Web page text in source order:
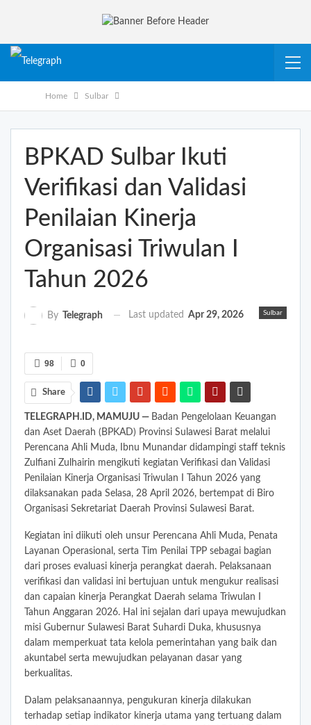
Home Sulbar
BPKAD Sulbar Ikuti
Verifikasi dan Validasi
Penilaian Kinerja
Organisasi Triwulan I
Tahun 2026
Sulbar
By Telegraph Last updated Apr 29, 2026
0
98
Share
TELEGRAPH.ID, MAMUJU — Badan Pengelolaan Keuangan
dan Aset Daerah (BPKAD) Provinsi Sulawesi Barat melalui
Perencana Ahli Muda, Ibnu Munandar didampingi staff teknis
Zulfiani Zulhairin mengikuti kegiatan Verifikasi dan Validasi
Penilaian Kinerja Organisasi Triwulan I Tahun 2026 yang
dilaksanakan pada Selasa, 28 April 2026, bertempat di Biro
Organisasi Sekretariat Daerah Provinsi Sulawesi Barat.
Kegiatan ini diikuti oleh unsur Perencana Ahli Muda, Penata
Layanan Operasional, serta Tim Penilai TPP sebagai bagian
dari proses evaluasi kinerja perangkat daerah. Pelaksanaan
verifikasi dan validasi ini bertujuan untuk mengukur realisasi
dan capaian kinerja Perangkat Daerah selama Triwulan I
Tahun Anggaran 2026. Hal ini sejalan dari upaya mewujudkan
misi Gubernur Sulawesi Barat Suhardi Duka, khususnya
dalam memperkuat tata kelola pemerintahan yang baik dan
akuntabel serta mewujudkan pelayanan dasar yang
berkualitas.
Dalam pelaksanaannya, pengukuran kinerja dilakukan
terhadap setiap indikator kinerja utama yang tertuang dalam